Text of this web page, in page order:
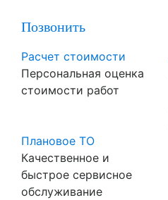
Позвонить
Расчет стоимости
Персональная оценка
стоимости работ
Плановое ТО
Качественное и
быстрое сервисное
обслуживание